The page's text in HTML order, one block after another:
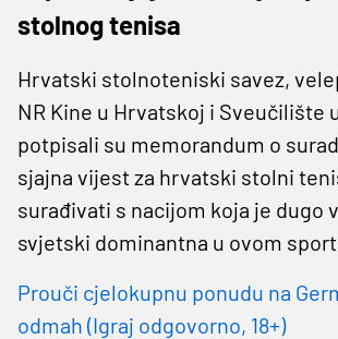
stolnog tenisa
Hrvatski stolnoteniski savez,
NR Kine u Hrvatskoj i Sveučilište
potpisali su memorandum o
sjajna vijest za hrvatski stolni
surađivati s nacijom koja je dugo
svjetski dominantna u ovom
Prouči cjelokupnu ponudu na
odmah (Igraj odgovorno, 18+)